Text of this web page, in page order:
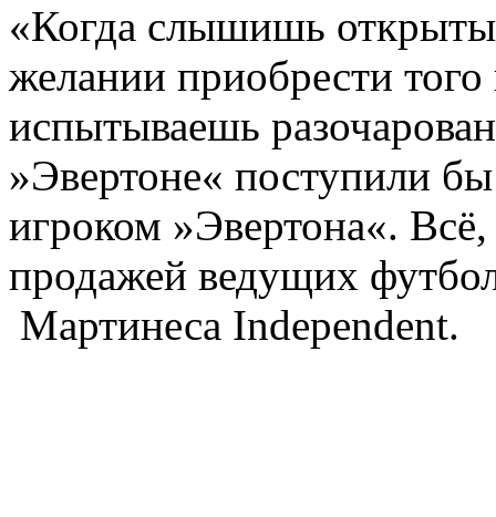
«Когда слышишь
желании приобрести
испытываешь
»Эвертоне« поступили
игроком »Эвертона«.
продажей ведущих
Мартинеса Independent.